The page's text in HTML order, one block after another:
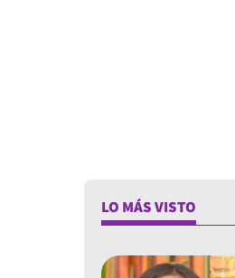
LO MÁS VISTO